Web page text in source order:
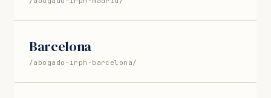
Barcelona
/abogado-irph-barcelona/